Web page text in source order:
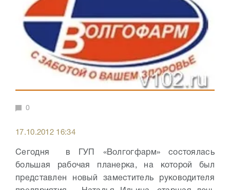
0
17.10.2012 16:34
Сегодня в ГУП «Волгогфарм» состоялась
большая рабочая планерка, на которой был
представлен новый заместитель руководителя